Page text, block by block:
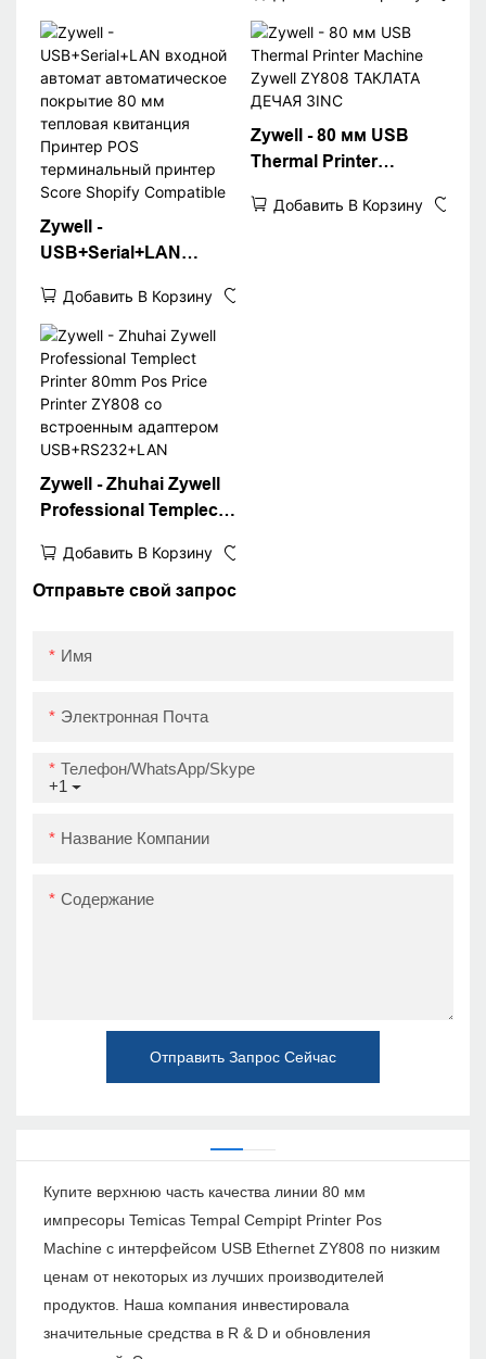
принтер ZY808 80 мм
POS Machine Therpipt
Printer USB+LAN
Zywell -
USB+Serial+LAN
автоматическое
покрытие 80 мм
тепловая квитанция
Принтер POS
терминальный
принтер Score Shopify
Compatible
Добавить В Корзину
Zywell - 80 мм USB
Thermal Printer
ТАКЛАТА ДЕЧАЯ 3INC
Добавить В Корзину
Zywell - Zhuhai Zywell
Professional Templect
Printer ZY808 со
встроенным
Добавить В Корзину
Отправьте свой запрос
Имя
Электронная Почта
+1
Телефон/WhatsApp/Skype
Название Компании
Содержание
Отправить Запрос Сейчас
Купите верхнюю часть качества линии 80 мм
импресоры Temicas Tempal Cempipt Printer Pos
Machine с интерфейсом USB Ethernet ZY808 по низким
ценам от некоторых из лучших производителей
продуктов. Наша компания инвестировала
значительные средства в R & D и обновления